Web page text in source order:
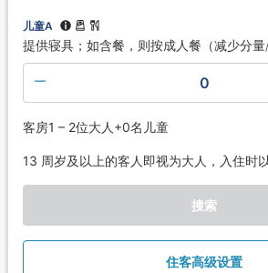
儿童A
提供寝具；如含餐，则按成人餐（减少分
0
客房1 – 2位大人+0名儿童
13 周岁及以上的客人即视为大人，入住时
搜索
住客高级设置